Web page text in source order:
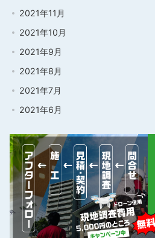
2021年11月
2021年10月
2021年9月
2021年8月
2021年7月
2021年6月